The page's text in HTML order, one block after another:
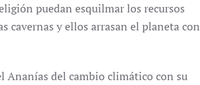
puedan esquilmar los recursos
cavernas y ellos arrasan el planeta con
Ananías del cambio climático con su